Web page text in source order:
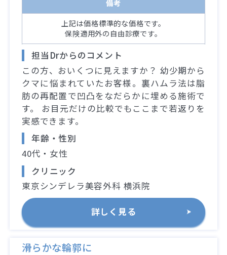
備考
上記は価格標準的な価格です。
保険適用外の自由診療です。
担当Drからのコメント
この方、おいくつに見えますか？ 幼少期から
クマに悩まれていたお客様。裏ハムラ法は脂
肪の再配置で凹凸をなだらかに埋める施術で
す。 お目元だけの比較でもここまで若返りを
実感できます。
年齢・性別
40代・女性
クリニック
東京シンデレラ美容外科 横浜院
詳しく見る
滑らかな輪郭に